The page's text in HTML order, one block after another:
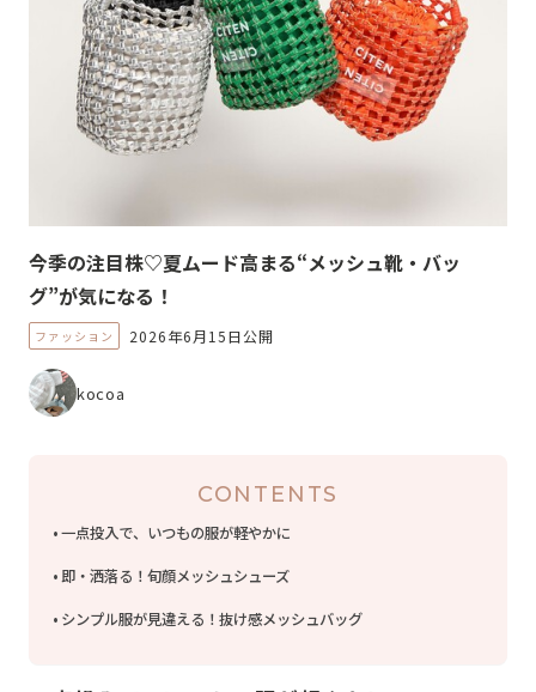
今季の注目株♡夏ムード高まる“メッシュ靴・バッ
グ”が気になる！
ファッション 2026年6月15日公開
kocoa
CONTENTS
一点投入で、いつもの服が軽やかに
即・洒落る！旬顔メッシュシューズ
シンプル服が見違える！抜け感メッシュバッグ